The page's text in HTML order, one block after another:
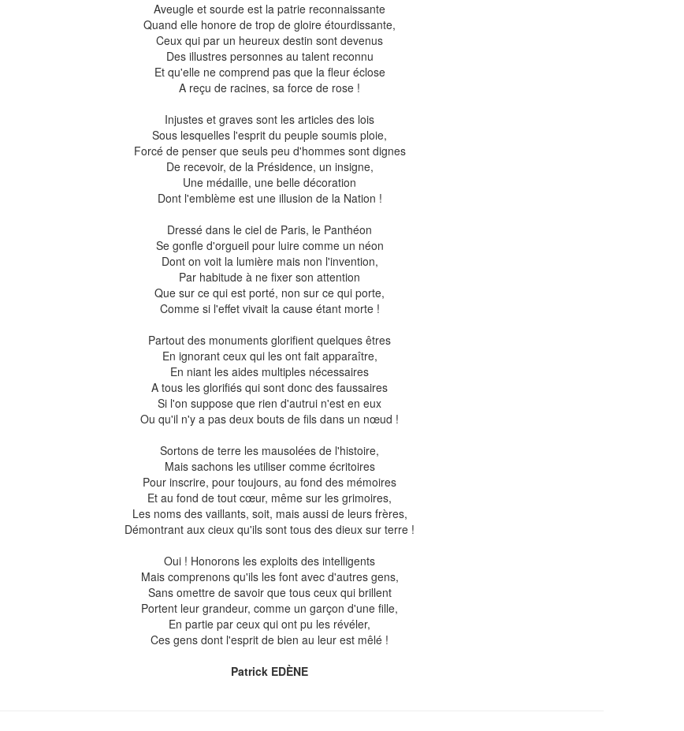
Aveugle et sourde est la patrie reconnaissante
Quand elle honore de trop de gloire étourdissante,
Ceux qui par un heureux destin sont devenus
Des illustres personnes au talent reconnu
Et qu'elle ne comprend pas que la fleur éclose
A reçu de racines, sa force de rose !
Injustes et graves sont les articles des lois
Sous lesquelles l'esprit du peuple soumis ploie,
Forcé de penser que seuls peu d'hommes sont dignes
De recevoir, de la Présidence, un insigne,
Une médaille, une belle décoration
Dont l'emblème est une illusion de la Nation !
Dressé dans le ciel de Paris, le Panthéon
Se gonfle d'orgueil pour luire comme un néon
Dont on voit la lumière mais non l'invention,
Par habitude à ne fixer son attention
Que sur ce qui est porté, non sur ce qui porte,
Comme si l'effet vivait la cause étant morte !
Partout des monuments glorifient quelques êtres
En ignorant ceux qui les ont fait apparaître,
En niant les aides multiples nécessaires
A tous les glorifiés qui sont donc des faussaires
Si l'on suppose que rien d'autrui n'est en eux
Ou qu'il n'y a pas deux bouts de fils dans un nœud !
Sortons de terre les mausolées de l'histoire,
Mais sachons les utiliser comme écritoires
Pour inscrire, pour toujours, au fond des mémoires
Et au fond de tout cœur, même sur les grimoires,
Les noms des vaillants, soit, mais aussi de leurs frères,
Démontrant aux cieux qu'ils sont tous des dieux sur terre !
Oui ! Honorons les exploits des intelligents
Mais comprenons qu'ils les font avec d'autres gens,
Sans omettre de savoir que tous ceux qui brillent
Portent leur grandeur, comme un garçon d'une fille,
En partie par ceux qui ont pu les révéler,
Ces gens dont l'esprit de bien au leur est mêlé !
Patrick EDÈNE